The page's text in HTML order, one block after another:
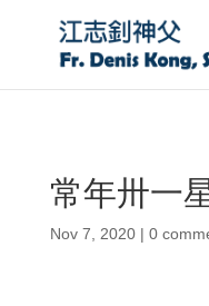
常年卅一
Nov 7, 2020| 0